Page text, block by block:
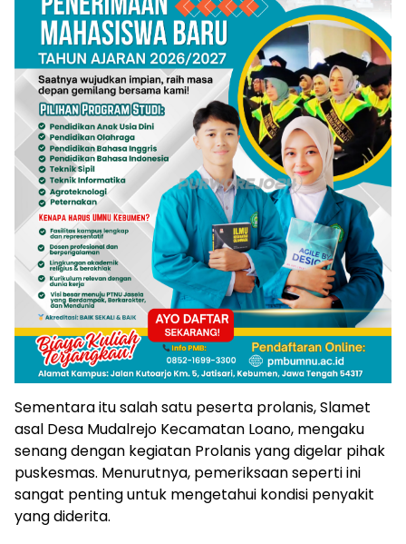
Sementara itu salah satu peserta prolanis, Slamet
asal Desa Mudalrejo Kecamatan Loano, mengaku
senang dengan kegiatan Prolanis yang digelar pihak
puskesmas. Menurutnya, pemeriksaan seperti ini
sangat penting untuk mengetahui kondisi penyakit
yang diderita.